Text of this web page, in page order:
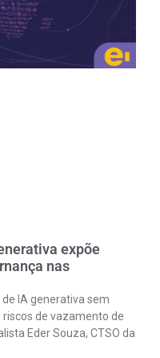
expõe
nas
IA generativa sem
de vazamento de
Eder Souza, CTSO da